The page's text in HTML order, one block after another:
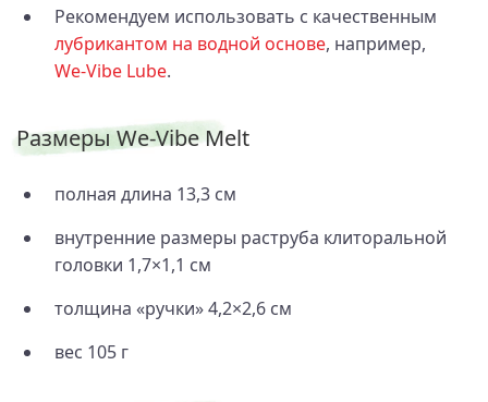
Рекомендуем использовать с качественным
лубрикантом на водной основе, например,
We-Vibe Lube.
Размеры We-Vibe Melt
полная длина 13,3 см
внутренние размеры раструба клиторальной
головки 1,7×1,1 см
толщина «ручки» 4,2×2,6 см
вес 105 г